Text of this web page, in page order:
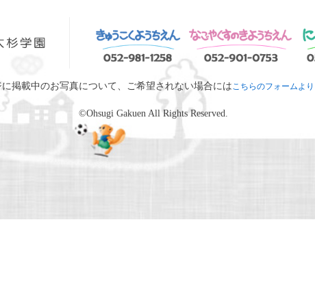
掲載中のお写真について、ご希望されない場合には こちらのフォームより
©Ohsugi Gakuen All Rights Reserved.